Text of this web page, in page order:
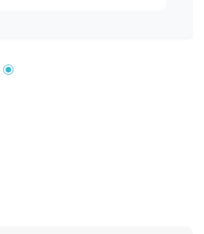
em todos os cômodos. 3
e funcionalidade.
Perfeita para